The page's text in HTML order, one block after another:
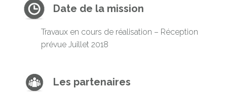
Date de la mission
Travaux en cours de réalisation – Réception
prévue Juillet 2018
Les partenaires